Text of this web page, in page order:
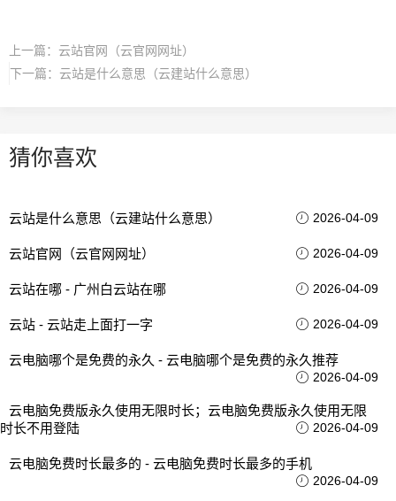
上一篇： 云站官网（云官网网址）
下一篇： 云站是什么意思（云建站什么意思）
猜你喜欢
云站是什么意思（云建站什么意思） 2026-04-09
云站官网（云官网网址） 2026-04-09
云站在哪 - 广州白云站在哪 2026-04-09
云站 - 云站走上面打一字 2026-04-09
云电脑哪个是免费的永久 - 云电脑哪个是免费的永久推荐
2026-04-09
云电脑免费版永久使用无限时长；云电脑免费版永久使用无限
时长不用登陆
2026-04-09
云电脑免费时长最多的 - 云电脑免费时长最多的手机
2026-04-09